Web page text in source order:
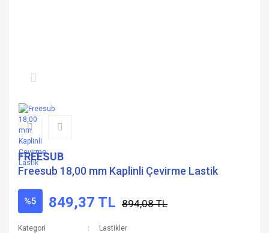
FREESUB
Freesub 18,00 mm Kaplinli Çevirme Lastik
%5 849,37 TL 894,08 TL
Kategori
Lastikler